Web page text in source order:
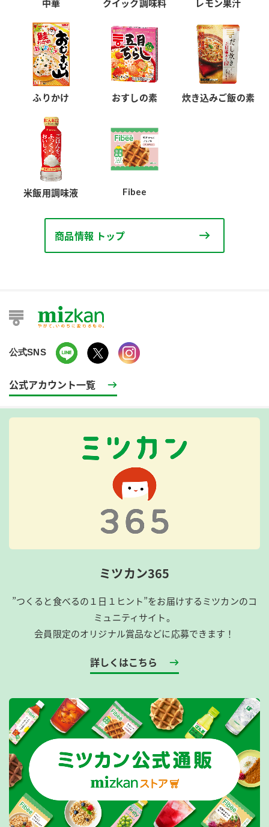
中華 クイック調味料 レモン果汁
ふりかけ おすしの素 炊き込みご飯の素
米飯用調味液 Fibee
商品情報 トップ
公式SNS
公式アカウント一覧
ミツカン365
”つくると食べるの１日１ヒント”をお届けするミツカンのコ
ミュニティサイト。
会員限定のオリジナル賞品などに応募できます！
詳しくはこちら